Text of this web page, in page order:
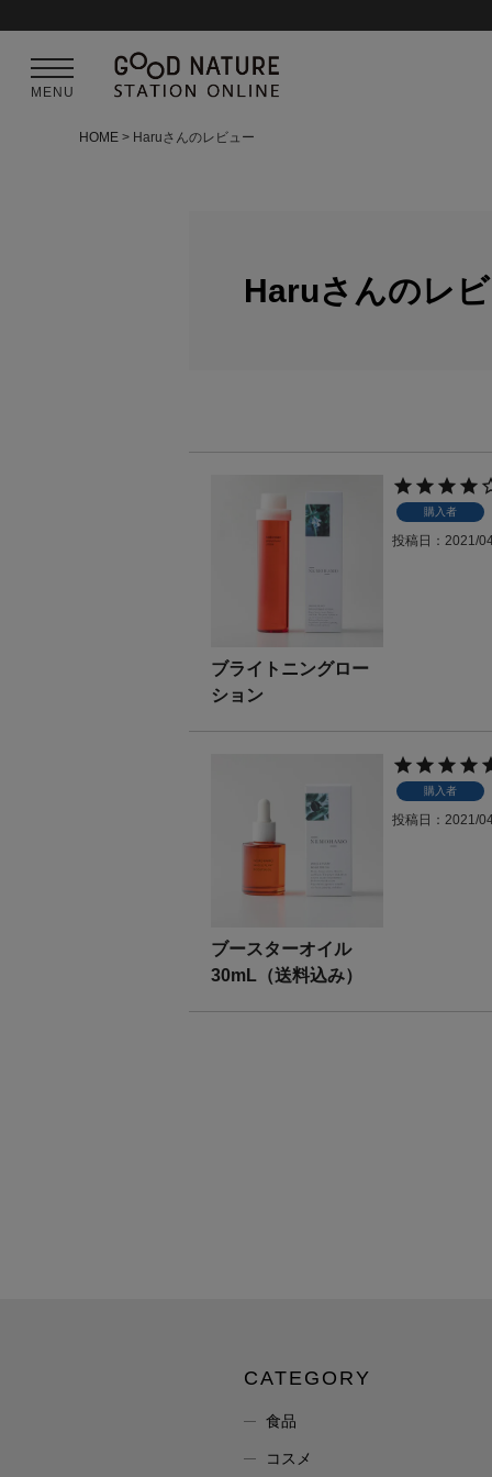
MENU
HOME Haruさんのレビュー
Haruさんのレ
ブライトニングロー
ション
購入者
投稿日 2021/
ブースターオイル
30mL（送料込み）
購入者
投稿日 2021/
CATEGORY
食品
コスメ